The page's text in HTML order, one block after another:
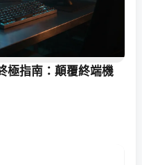
指南：顛覆終端機